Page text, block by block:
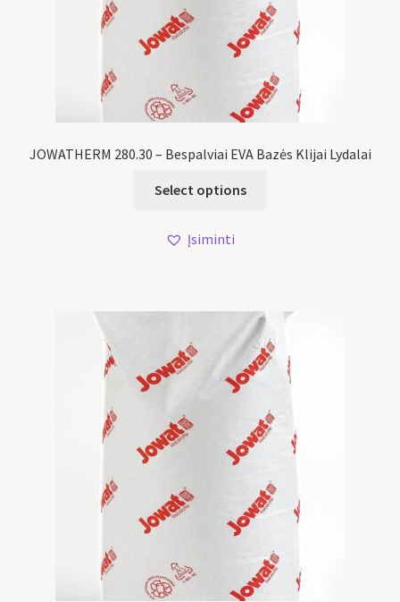
JOWATHERM 280.30 – Bespalviai EVA Bazės Klijai Lydalai
Select options
Įsiminti